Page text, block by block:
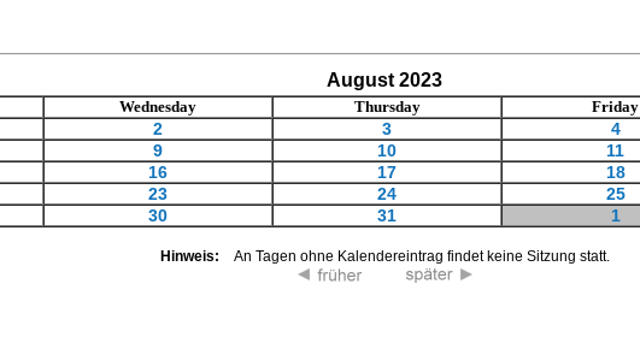
August 2023
Wednesday Thursday Friday
2 3 4
9 10 11
16 17 18
23 24 25
30 31 1
Hinweis: An Tagen ohne Kalendereintrag findet keine Sitzung statt.